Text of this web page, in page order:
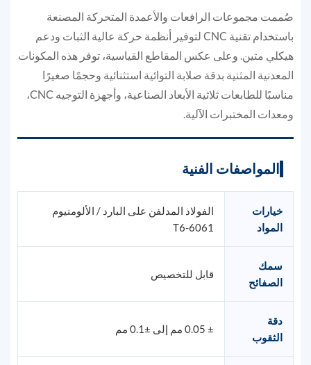
صُممت مجموعات الرافعات والأعمدة المتحركة المصنعة
باستخدام تقنية CNC لتوفير أنظمة حركة عالية الثبات ودعم
هيكلي متين. وعلى عكس المقاطع القياسية، توفر هذه المكونات
المعدنية المثنية بدقة صلابة التوائية استثنائية وحجمًا صغيرًا
مناسبًا للطابعات ثلاثية الأبعاد الصناعية، وأجهزة التوجيه CNC،
ومعدات المختبرات الآلية.
المواصفات الفنية
خيارات
المواد
الفولاذ المدلفن على البارد / الألومنيوم
6061-T6
سمك
الصفائح
قابل للتخصيص
دقة
الثقوب
± 0.05 مم إلى ±0.1 مم